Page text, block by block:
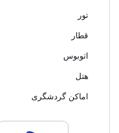
تور
قطار
اتوبوس
هتل
اماکن گردشگری